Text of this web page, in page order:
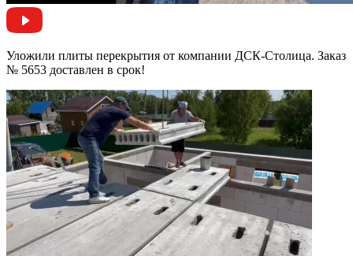
Уложили плиты перекрытия от компании ДСК-Столица. Заказ
№ 5653 доставлен в срок!